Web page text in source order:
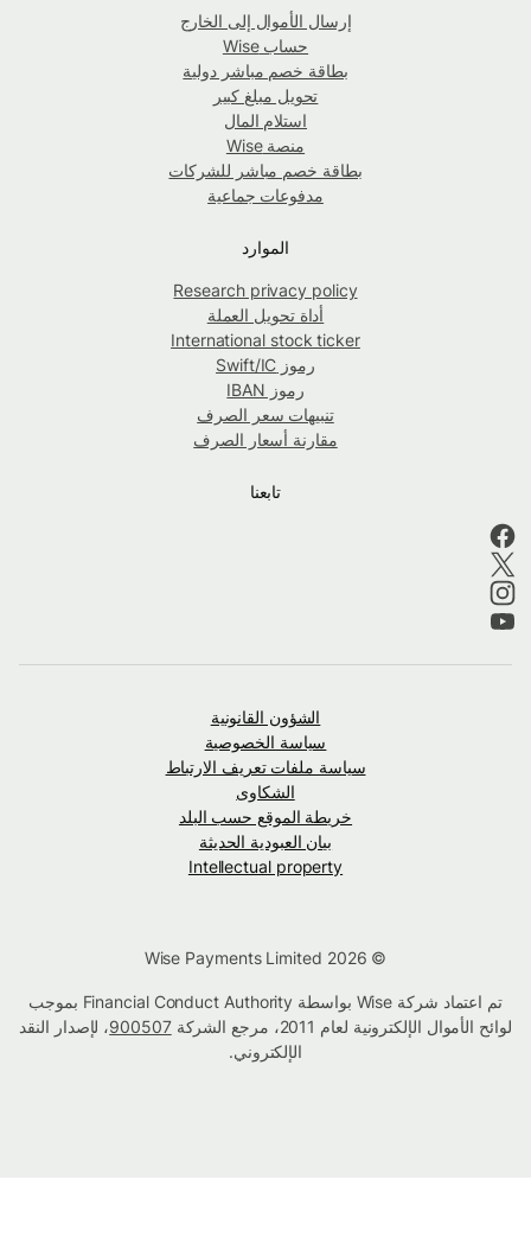
إرسال الأموال إلى الخارج
حساب Wise
بطاقة خصم مباشر دولية
تحويل مبلغ كبير
استلام المال
منصة Wise
بطاقة خصم مباشر للشركات
مدفوعات جماعية
الموارد
Research privacy policy
أداة تحويل العملة
International stock ticker
رموز Swift/IC
رموز IBAN
تنبيهات سعر الصرف
مقارنة أسعار الصرف
تابعنا
الشؤون القانونية
سياسة الخصوصية
سياسة ملفات تعريف الارتباط
الشكاوى
خريطة الموقع حسب البلد
بيان العبودية الحديثة
Intellectual property
تم اعتماد شركة Wise بواسطة Financial Conduct Authority بموجب
لوائح الأموال الإلكترونية لعام 2011، مرجع الشركة
900507، لإصدار النقد
الإلكتروني.